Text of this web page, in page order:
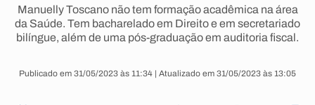
Manuelly Toscano não tem formação acadêmica na área
da Saúde. Tem bacharelado em Direito e em secretariado
bilíngue, além de uma pós-graduação em auditoria fiscal.
Publicado em 31/05/2023 às 11:34 | Atualizado em 31/05/2023 às 13:05